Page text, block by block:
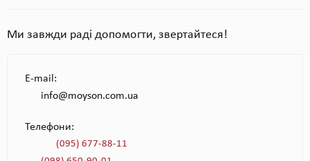
Ми завжди раді допомогти, звертайтеся!
E-mail:
info@moyson.com.ua
Телефони:
(095) 677-88-11